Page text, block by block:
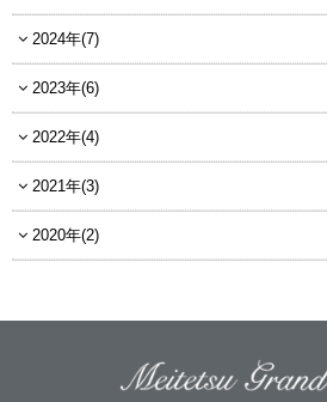
2024年(7)
2023年(6)
2022年(4)
2021年(3)
2020年(2)